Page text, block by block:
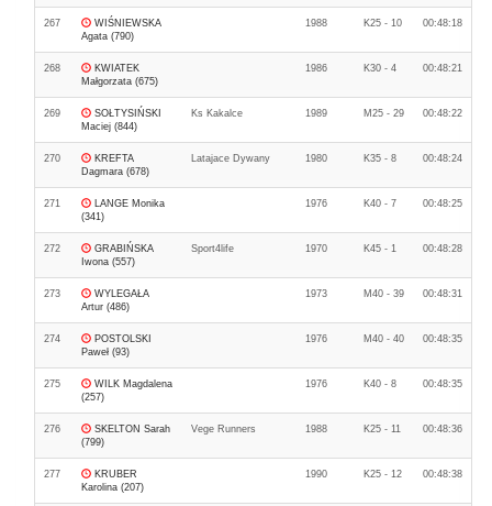
267
WIŚNIEWSKA
Agata (790)
1988 K25 - 10 00:48:18
268
KWIATEK
Małgorzata (675)
1986 K30 - 4 00:48:21
269
SOŁTYSIŃSKI
Maciej (844)
Ks Kakalce 1989 M25 - 29 00:48:22
270
KREFTA
Dagmara (678)
Latajace Dywany 1980 K35 - 8 00:48:24
271
LANGE Monika
(341)
1976 K40 - 7 00:48:25
272
GRABIŃSKA
Iwona (557)
Sport4life 1970 K45 - 1 00:48:28
273
WYLEGAŁA
Artur (486)
1973 M40 - 39 00:48:31
274
POSTOLSKI
Paweł (93)
1976 M40 - 40 00:48:35
275
WILK Magdalena
(257)
1976 K40 - 8 00:48:35
276
SKELTON Sarah
(799)
Vege Runners 1988 K25 - 11 00:48:36
277
KRUBER
Karolina (207)
1990 K25 - 12 00:48:38